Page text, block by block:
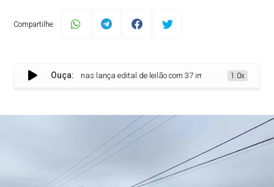
Compartilhe:
Ouça:
Governo de Minas lança edital de leilão com 37 imóveis pertencentes ao
1.0x